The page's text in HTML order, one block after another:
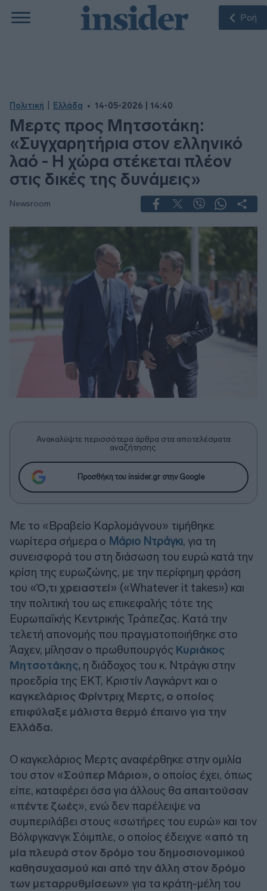
Ροή
Πολιτική Ελλάδα 14-05-2026 | 14:40
Μερτς προς Μητσοτάκη:
«Συγχαρητήρια στον ελληνικό
λαό - Η χώρα στέκεται πλέον
στις δικές της δυνάμεις»
Newsroom
Ανακαλύψτε περισσότερα άρθρα στα αποτελέσματα
αναζήτησης.
Προσθήκη του insider.gr στην Google
Με το «Βραβείο Καρλομάγνου» τιμήθηκε
νωρίτερα σήμερα ο Μάριο Ντράγκι, για τη
συνεισφορά του στη διάσωση του ευρώ κατά την
κρίση της ευρωζώνης, με την περίφημη φράση
του «Ό,τι χρειαστεί» («Whatever it takes») και
την πολιτική του ως επικεφαλής τότε της
Ευρωπαϊκής Κεντρικής Τράπεζας. Κατά την
τελετή απονομής που πραγματοποιήθηκε στο
Άαχεν, μίλησαν ο πρωθυπουργός Κυριάκος
Μητσοτάκης, η διάδοχος του κ. Ντράγκι στην
προεδρία της ΕΚΤ, Κριστίν Λαγκάρντ και ο
καγκελάριος Φρίντριχ Μερτς, ο οποίος
επιφύλαξε μάλιστα θερμό έπαινο για την
Ελλάδα.
Ο καγκελάριος Μερτς αναφέρθηκε στην ομιλία
του στον «Σούπερ Μάριο», ο οποίος έχει, όπως
είπε, καταφέρει όσα για άλλους θα απαιτούσαν
«πέντε ζωές», ενώ δεν παρέλειψε να
συμπεριλάβει στους «σωτήρες του ευρώ» και τον
Βόλφγκανγκ Σόιμπλε, ο οποίος έδειχνε «από τη
μία πλευρά στον δρόμο του δημοσιονομικού
καθησυχασμού και από την άλλη στον δρόμο
των μεταρρυθμίσεων» για τα κράτη-μέλη του